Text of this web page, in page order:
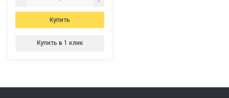
Купить
Купить в 1 клик